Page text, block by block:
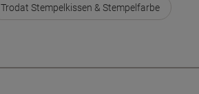
Trodat Stempelkissen & Stempelfarbe